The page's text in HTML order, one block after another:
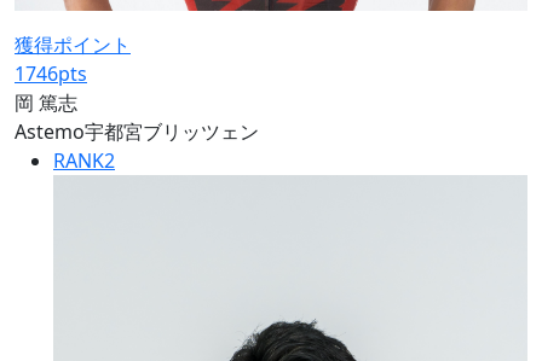
獲得ポイント
1746pts
岡 篤志
Astemo宇都宮ブリッツェン
RANK2